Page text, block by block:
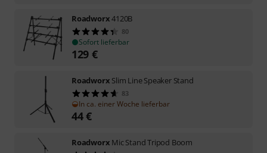
Roadworx4120B
80
Sofort lieferbar
129 €
Roadworx Slim Line Speaker Stand
83
In ca. einer Woche lieferbar
44€
Roadworx Mic Stand Tripod Boom